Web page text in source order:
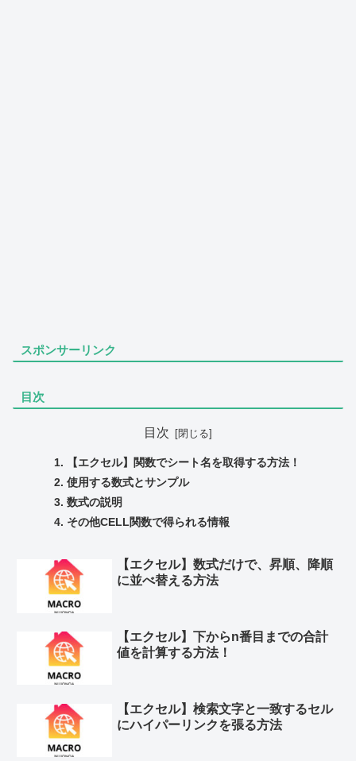
スポンサーリンク
目次
目次
【エクセル】関数でシート名を取得する方法！
使用する数式とサンプル
数式の説明
その他CELL関数で得られる情報
【エクセル】数式だけで、昇順、降順
に並べ替える方法
【エクセル】下からn番目までの合計
値を計算する方法！
【エクセル】検索文字と一致するセル
にハイパーリンクを張る方法